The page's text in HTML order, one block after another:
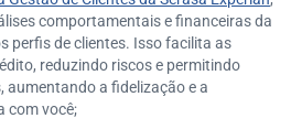
comportamentais e financeiras da
perfis de clientes. Isso facilita as
reduzindo riscos e permitindo
a fidelização e a
com você;